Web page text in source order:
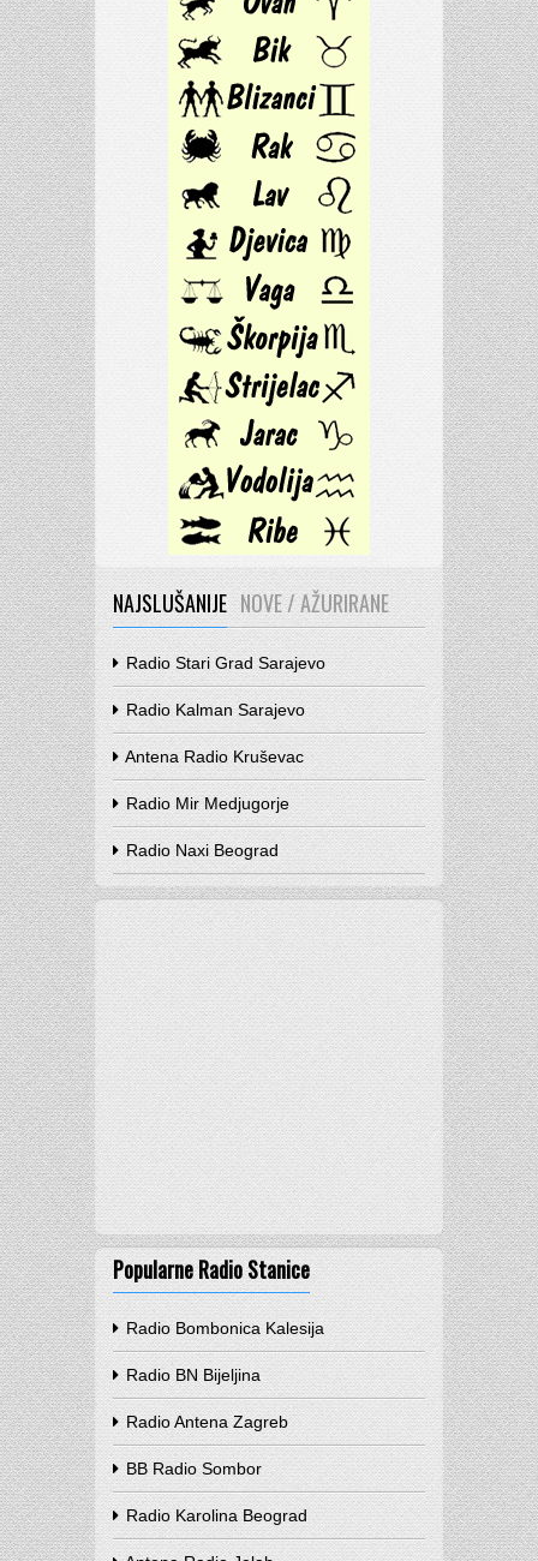
NAJSLUŠANIJE NOVE / AŽURIRANE
Radio Stari Grad Sarajevo
Radio Kalman Sarajevo
Antena Radio Kruševac
Radio Mir Medjugorje
Radio Naxi Beograd
Popularne Radio Stanice
Radio Bombonica Kalesija
Radio BN Bijeljina
Radio Antena Zagreb
BB Radio Sombor
Radio Karolina Beograd